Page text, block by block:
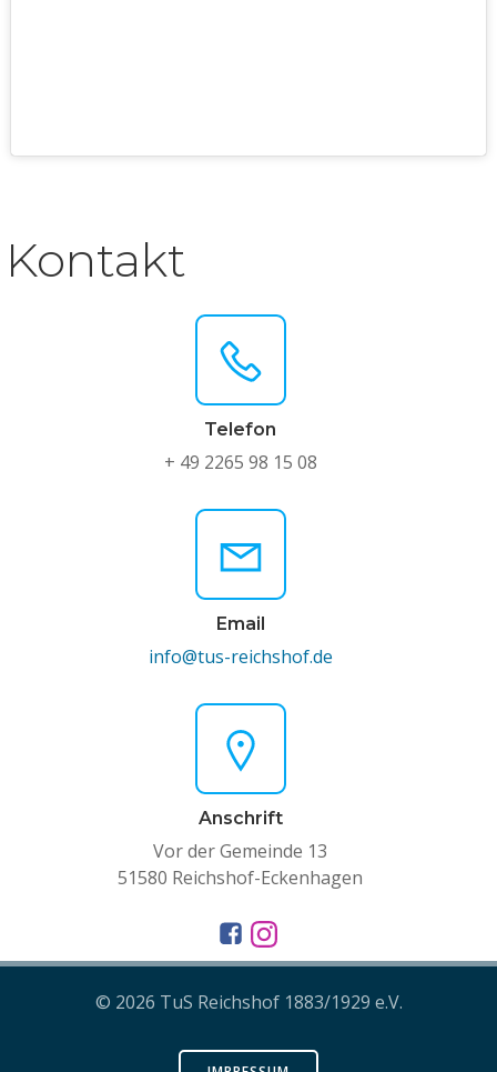
Kontakt
Telefon
+ 49 2265 98 15 08
Email
info@tus-reichshof.de
Anschrift
Vor der Gemeinde 13
51580 Reichshof-Eckenhagen
© 2026 TuS Reichshof 1883/1929 e.V.